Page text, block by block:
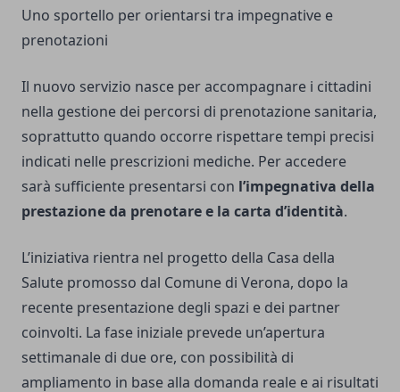
Uno sportello per orientarsi tra impegnative e
prenotazioni
Il nuovo servizio nasce per accompagnare i cittadini
nella gestione dei percorsi di prenotazione sanitaria,
soprattutto quando occorre rispettare tempi precisi
indicati nelle prescrizioni mediche. Per accedere
sarà sufficiente presentarsi con l’impegnativa della
prestazione da prenotare e la carta d’identità.
L’iniziativa rientra nel progetto della Casa della
Salute promosso dal Comune di Verona, dopo la
recente presentazione degli spazi e dei partner
coinvolti. La fase iniziale prevede un’apertura
settimanale di due ore, con possibilità di
ampliamento in base alla domanda reale e ai risultati